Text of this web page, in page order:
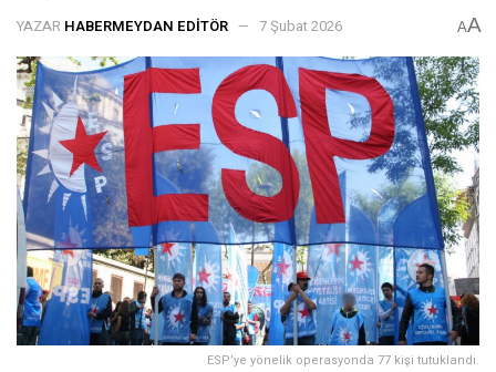
YAZAR HABERMEYDAN EDITÖR 7 Şubat 2026 AA
ESP’ye yönelik operasyonda 77 kişi tutuklandı.